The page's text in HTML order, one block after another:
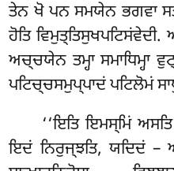
ਤੇਨ ਖੋ ਪਨ ਸਮਯੇਨ ਭਗਵਾ
ਹੋਤਿ
ਅਚ੍ਚਯੇਨ ਤਮ੍ਹਾ ਸਮਾਧਿਮ੍ਹਾ
ਪਟਿਚ੍ਚਸਮੁਪ੍ਪਾਦਂ ਪਟਿਲੋਮਂ
‘‘ਇਤਿ ਇਮਸ੍ਮਿਂ
ਇਦਂ ਨਿਰੁਜ੍ਝਤਿ, ਯਦਿਦਂ –